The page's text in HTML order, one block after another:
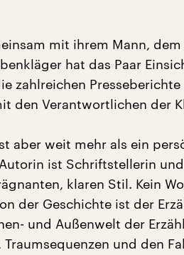
mit ihrem Mann, dem
hat das Paar
zahlreichen
den Verantwortlichen der
aber weit mehr als ein
ist Schriftstellerin
klaren Stil. Kein
der Geschichte ist der
und Außenwelt der
und den